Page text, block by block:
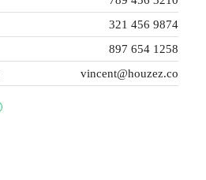
321 456 9874
897 654 1258
vincent@houzez.co